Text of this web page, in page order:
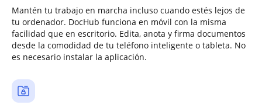
Mantén tu trabajo en marcha incluso cuando estés lejos de
tu ordenador. DocHub funciona en móvil con la misma
facilidad que en escritorio. Edita, anota y firma documentos
desde la comodidad de tu teléfono inteligente o tableta. No
es necesario instalar la aplicación.